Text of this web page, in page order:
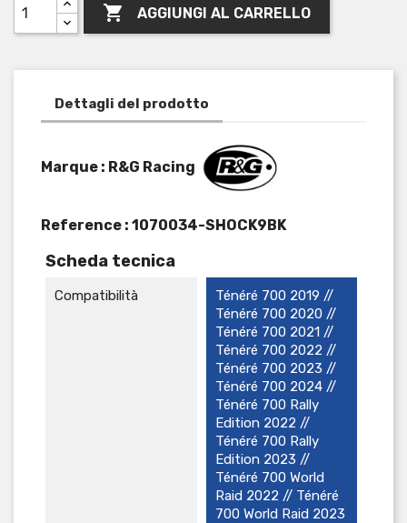
 AGGIUNGI AL CARRELLO
Dettagli del prodotto
Marque : R&G Racing
Reference : 1070034-SHOCK9BK
Scheda tecnica
Compatibilità
Ténéré 700 2019 //
Ténéré 700 2020 //
Ténéré 700 2021 //
Ténéré 700 2022 //
Ténéré 700 2023 //
Ténéré 700 2024 //
Ténéré 700 Rally
Edition 2022 //
Ténéré 700 Rally
Edition 2023 //
Ténéré 700 World
Raid 2022 // Ténéré
700 World Raid 2023